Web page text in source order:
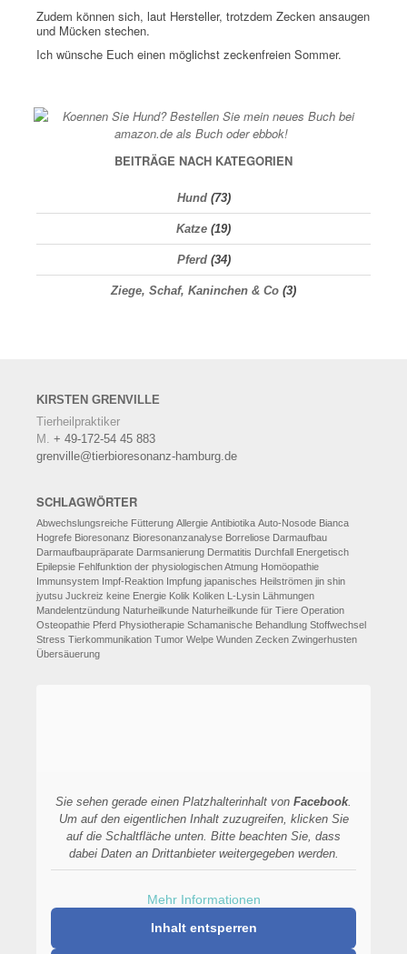
Zudem können sich, laut Hersteller, trotzdem Zecken ansaugen
und Mücken stechen.
Ich wünsche Euch einen möglichst zeckenfreien Sommer.
BEITRÄGE NACH KATEGORIEN
Hund(73)
Katze (19)
Pferd(34)
Ziege, Schaf, Kaninchen & Co (3)
KIRSTEN GRENVILLE
Tierheilpraktiker
M. + 49-172-54 45 883
grenville@tierbioresonanz-hamburg.de
SCHLAGWÖRTER
Abwechslungsreiche Fütterung Allergie Antibiotika Auto-Nosode Bianca
Hogrefe Bioresonanz Bioresonanzanalyse Borreliose Darmaufbau
Darmaufbaupräparate Darmsanierung Dermatitis Durchfall Energetisch
Epilepsie Fehlfunktion der physiologischen Atmung Homöopathie
Immunsystem Impf-Reaktion Impfung japanisches Heilströmen jin shin
jyutsu Juckreiz keine Energie Kolik Koliken L-Lysin Lähmungen
Mandelentzündung Naturheilkunde Naturheilkunde für Tiere Operation
Osteopathie Pferd Physiotherapie Schamanische Behandlung Stoffwechsel
Stress Tierkommunikation Tumor Welpe Wunden Zecken Zwingerhusten
Übersäuerung
Sie sehen gerade einen Platzhalterinhalt von Facebook.
Um auf den eigentlichen Inhalt zuzugreifen, klicken Sie
auf die Schaltfläche unten. Bitte beachten Sie, dass
dabei Daten an Drittanbieter weitergegeben werden.
Mehr Informationen
Inhalt entsperren